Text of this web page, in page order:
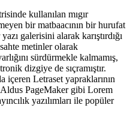
kullanılan mıgır
bir matbaacının bir hurufat
galerisini alarak karıştırdığı
metinler olarak
sürdürmekle kalmamış,
dizgiye de sıçramıştır.
içeren Letraset yapraklarının
Aldus PageMaker gibi Lorem
yazılımları ile popüler